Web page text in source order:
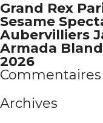
Grand Rex
Sesame
Aubervilliers
Armada
2026
Archives